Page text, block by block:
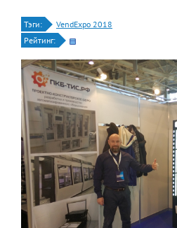
Тэги:
VendExpo 2018
Рейтинг: